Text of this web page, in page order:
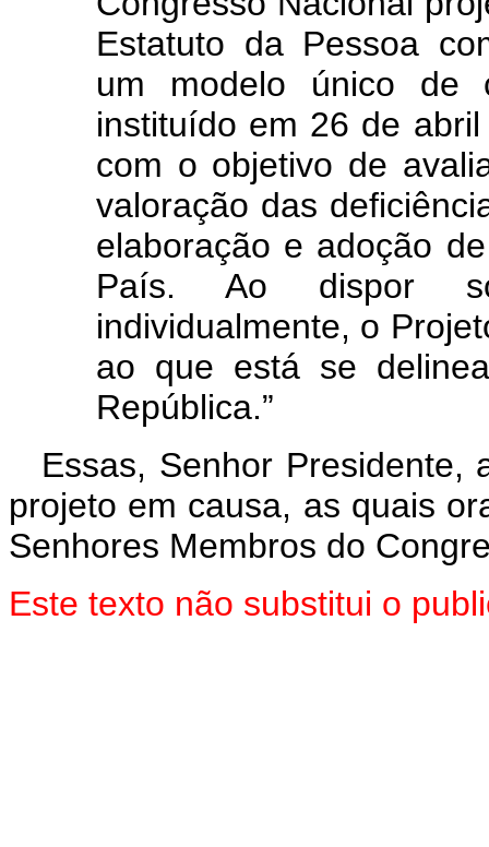
Estatuto da Pessoa
um modelo único de
instituído em 26 de
com o objetivo de
valoração das
elaboração e adoção
País. Ao dispor
individualmente, o
ao que está se
República.”
Essas, Senhor
projeto em causa, as quais
Senhores Membros do
Este texto não substitui o